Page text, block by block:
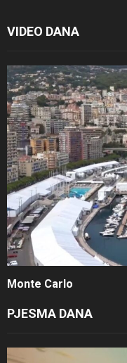
VIDEO DANA
Monte Carlo
PJESMA DANA